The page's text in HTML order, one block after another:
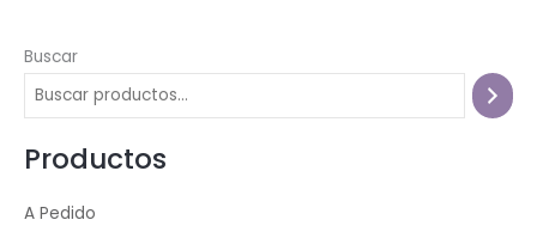
Buscar
Productos
A Pedido